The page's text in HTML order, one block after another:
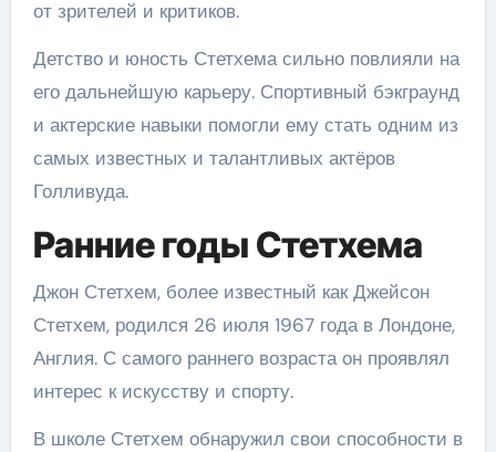
от зрителей и критиков.
Детство и юность Стетхема сильно повлияли на
его дальнейшую карьеру. Спортивный бэкграунд
и актерские навыки помогли ему стать одним из
самых известных и талантливых актёров
Голливуда.
Ранние годы Стетхема
Джон Стетхем, более известный как Джейсон
Стетхем, родился 26 июля 1967 года в Лондоне,
Англия. С самого раннего возраста он проявлял
интерес к искусству и спорту.
В школе Стетхем обнаружил свои способности в